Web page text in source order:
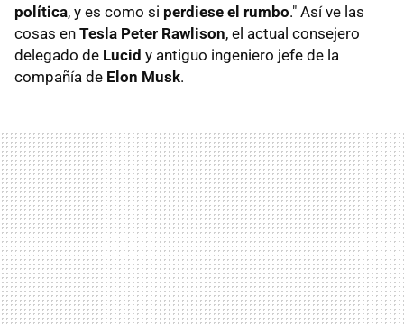
política, y es como si perdiese el rumbo." Así ve las
cosas en Tesla Peter Rawlison, el actual consejero
delegado de Lucid y antiguo ingeniero jefe de la
compañía de Elon Musk.